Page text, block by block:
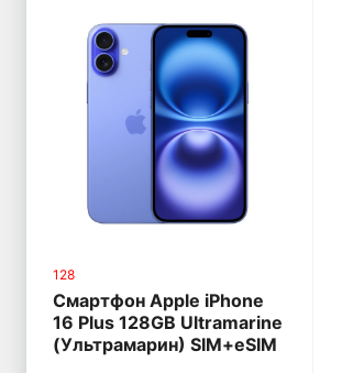
128
Смартфон Apple iPhone
16 Plus 128GB Ultramarine
(Ультрамарин) SIM+eSIM